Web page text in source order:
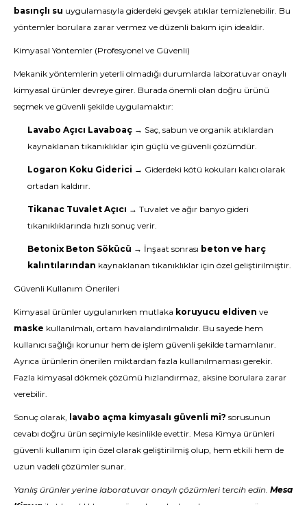
basınçlı su uygulamasıyla giderdeki gevşek atıklar temizlenebilir. Bu
yöntemler borulara zarar vermez ve düzenli bakım için idealdir.
Kimyasal Yöntemler (Profesyonel ve Güvenli)
Mekanik yöntemlerin yeterli olmadığı durumlarda laboratuvar onaylı
kimyasal ürünler devreye girer. Burada önemli olan doğru ürünü
seçmek ve güvenli şekilde uygulamaktır:
Lavabo Açıcı Lavaboaç → Saç, sabun ve organik atıklardan
kaynaklanan tıkanıklıklar için güçlü ve güvenli çözümdür.
Logaron Koku Giderici → Giderdeki kötü kokuları kalıcı olarak
ortadan kaldırır.
Tikanac Tuvalet Açıcı → Tuvalet ve ağır banyo gideri
tıkanıklıklarında hızlı sonuç verir.
Betonix Beton Sökücü → İnşaat sonrası beton ve harç
kalıntılarından kaynaklanan tıkanıklıklar için özel geliştirilmiştir.
Güvenli Kullanım Önerileri
Kimyasal ürünler uygulanırken mutlaka koruyucu eldiven ve
maske kullanılmalı, ortam havalandırılmalıdır. Bu sayede hem
kullanıcı sağlığı korunur hem de işlem güvenli şekilde tamamlanır.
Ayrıca ürünlerin önerilen miktardan fazla kullanılmaması gerekir.
Fazla kimyasal dökmek çözümü hızlandırmaz, aksine borulara zarar
verebilir.
Sonuç olarak, lavabo açma kimyasalı güvenli mi? sorusunun
cevabı doğru ürün seçimiyle kesinlikle evettir. Mesa Kimya ürünleri
güvenli kullanım için özel olarak geliştirilmiş olup, hem etkili hem de
uzun vadeli çözümler sunar.
Yanlış ürünler yerine laboratuvar onaylı çözümleri tercih edin. Mesa